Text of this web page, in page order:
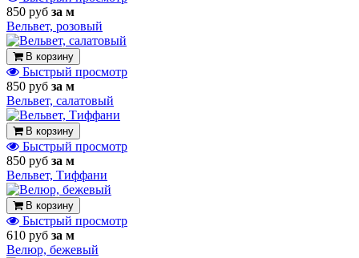
850 руб за м
Вельвет, розовый
В корзину
Быстрый просмотр
850 руб за м
Вельвет, салатовый
В корзину
Быстрый просмотр
850 руб за м
Вельвет, Тиффани
В корзину
Быстрый просмотр
610 руб за м
Велюр, бежевый